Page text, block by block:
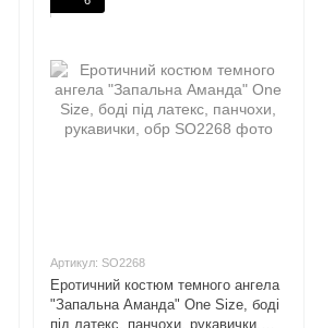
Артикул: SO2268
Еротичний костюм темного ангела
"Запальна Аманда" One Size, боді
під латекс, панчохи, рукавички,